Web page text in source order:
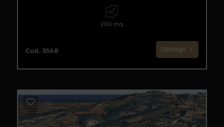
200 mq
Cod. 3568 Dettagli